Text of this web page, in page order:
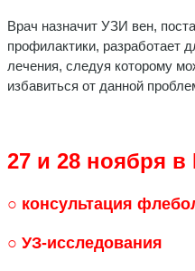
Врач назначит УЗИ вен,
профилактики, разработает
лечения, следуя которому
избавиться от данной
27 и 28 ноября в
○ консультация
○ УЗ-исследования